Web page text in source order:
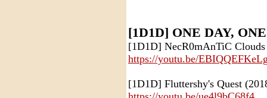
[1D1D] ONE DAY,
[1D1D] NecR0mAnTiC
https://youtu.be/
[1D1D] Fluttershy's Quest